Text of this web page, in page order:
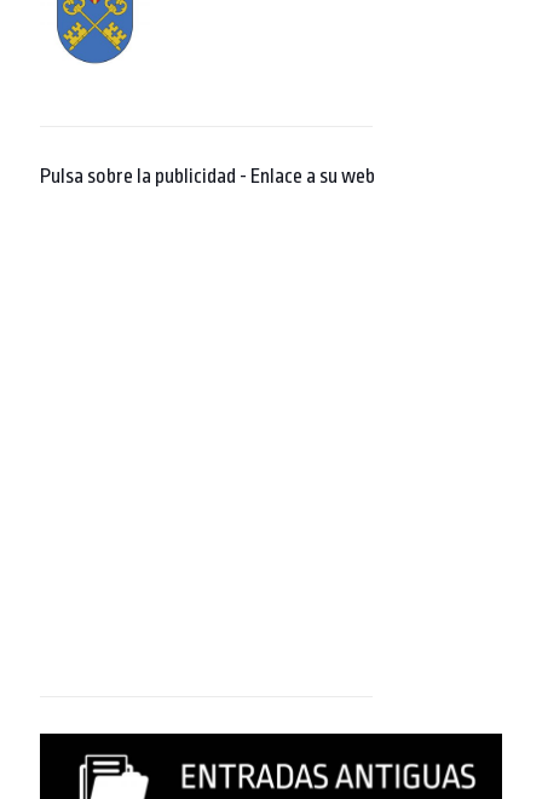
Pulsa sobre la publicidad - Enlace a su web